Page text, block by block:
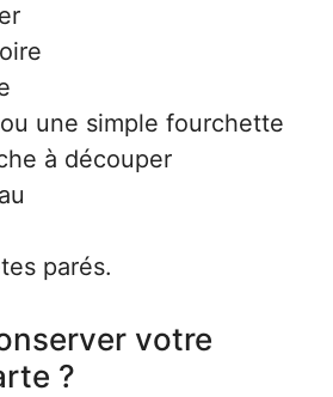
une simple fourchette
à découper
parés.
votre
?